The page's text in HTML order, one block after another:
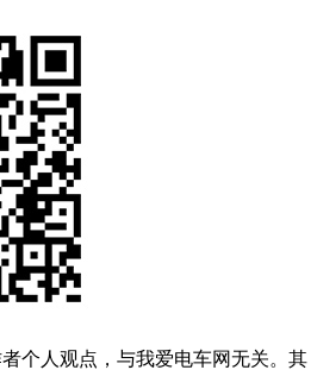
个人观点，与我爱电车网无关。其